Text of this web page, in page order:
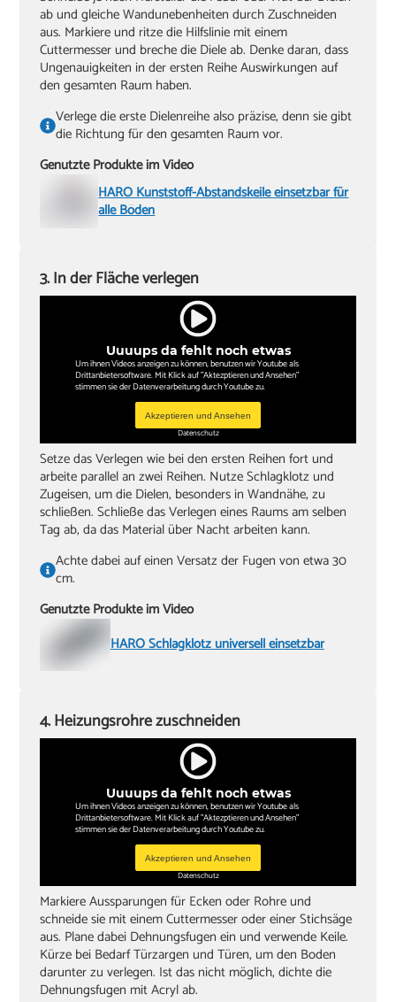
ab und gleiche Wandunebenheiten durch Zuschneiden
aus. Markiere und ritze die Hilfslinie mit einem
Cuttermesser und breche die Diele ab. Denke daran, dass
Ungenauigkeiten in der ersten Reihe Auswirkungen auf
den gesamten Raum haben.
Verlege die erste Dielenreihe also präzise, denn sie gibt
die Richtung für den gesamten Raum vor.
Genutzte Produkte im Video
HARO Kunststoff-Abstandskeile einsetzbar für
alle Böden
Uuuups da fehlt noch etwas
Um ihnen Videos anzeigen zu können, benutzen wir Youtube als
Drittanbietersoftware. Mit Klick auf "Aktezptieren und Ansehen"
stimmen sie der Datenverarbeitung durch Youtube zu.
Akzeptieren und Ansehen
Datenschutz
3. In der Fläche verlegen
Setze das Verlegen wie bei den ersten Reihen fort und
arbeite parallel an zwei Reihen. Nutze Schlagklotz und
Zugeisen, um die Dielen, besonders in Wandnähe, zu
schließen. Schließe das Verlegen eines Raums am selben
Tag ab, da das Material über Nacht arbeiten kann.
Achte dabei auf einen Versatz der Fugen von etwa 30
cm.
Genutzte Produkte im Video
HARO Schlagklotz universell einsetzbar
Uuuups da fehlt noch etwas
Um ihnen Videos anzeigen zu können, benutzen wir Youtube als
Drittanbietersoftware. Mit Klick auf "Aktezptieren und Ansehen"
stimmen sie der Datenverarbeitung durch Youtube zu.
Akzeptieren und Ansehen
Datenschutz
4. Heizungsrohre zuschneiden
Markiere Aussparungen für Ecken oder Rohre und
schneide sie mit einem Cuttermesser oder einer Stichsäge
aus. Plane dabei Dehnungsfugen ein und verwende Keile.
Kürze bei Bedarf Türzargen und Türen, um den Boden
darunter zu verlegen. Ist das nicht möglich, dichte die
Dehnungsfugen mit Acryl ab.